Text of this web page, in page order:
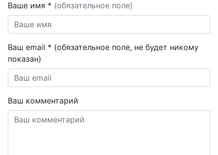
Ваше имя * (обязательное поле)
Ваш email * (обязательное поле, не будет никому
показан)
Ваш комментарий